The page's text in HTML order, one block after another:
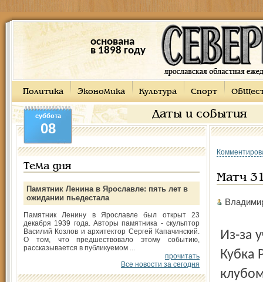
основана
в 1898 году
Политика Экономика Культура Спорт
Даты и события
суббота
08
Тема дня
Памятник Ленина в Ярославле: пять лет в
ожидании пьедестала
Памятник Ленину в Ярославле был открыт 23
декабря 1939 года. Авторы памятника - скульптор
Василий Козлов и архитектор Сергей Капачинский.
О том, что предшествовало этому событию,
рассказывается в публикуемом ...
прочитать
Все новости за сегодня
Матч
Из-за участия ярославского «Шинника» в розыгрыше
Кубка